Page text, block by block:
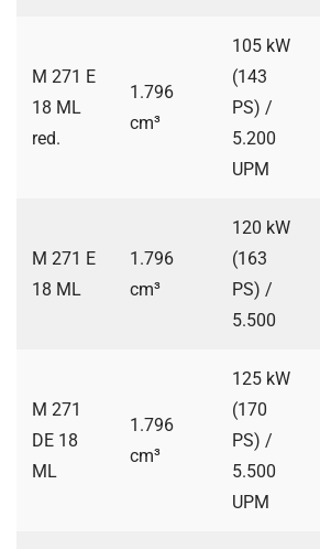
M 271 E
18 ML
red.
1.796
cm³
105 kW
(143
PS) /
5.200
UPM
M 271 E
18 ML
1.796
cm³
120 kW
(163
PS) /
5.500
M 271
DE 18
ML
1.796
cm³
125 kW
(170
PS) /
5.500
UPM